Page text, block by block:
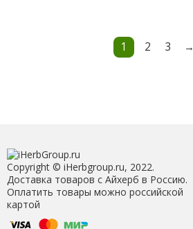
1 2 3 →
Copyright © iHerbgroup.ru, 2022.
Доставка товаров с Айхерб в Россию.
Оплатить товары можно российской
картой